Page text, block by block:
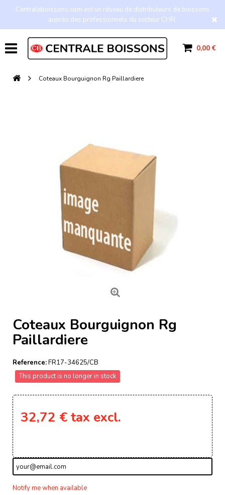
Centraleboissons.com est un réseau de distributeurs de boissons
auprès des professionnels du secteur CHR.
0,00 €
Coteaux Bourguignon Rg Paillardiere
Coteaux Bourguignon Rg
Paillardiere
Reference:FR17-34625/CB
This product is no longer in stock
32,72 € tax excl.
Notify me when available